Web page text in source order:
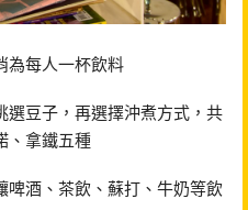
為每人一杯飲料
選豆子，再選擇沖煮方式，共
、拿鐵五種
啤酒、茶飲、蘇打、牛奶等飲